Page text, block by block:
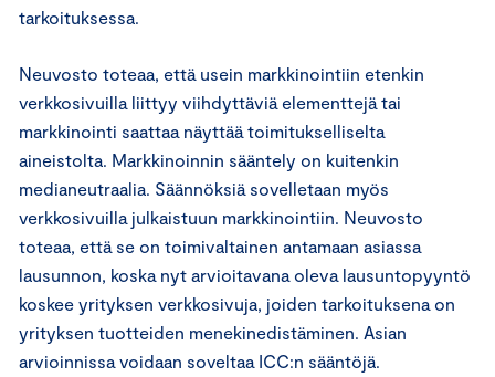
tarkoituksessa.
Neuvosto toteaa, että usein markkinointiin etenkin
verkkosivuilla liittyy viihdyttäviä elementtejä tai
markkinointi saattaa näyttää toimitukselliselta
aineistolta. Markkinoinnin sääntely on kuitenkin
medianeutraalia. Säännöksiä sovelletaan myös
verkkosivuilla julkaistuun markkinointiin. Neuvosto
toteaa, että se on toimivaltainen antamaan asiassa
lausunnon, koska nyt arvioitavana oleva lausuntopyyntö
koskee yrityksen verkkosivuja, joiden tarkoituksena on
yrityksen tuotteiden menekinedistäminen. Asian
arvioinnissa voidaan soveltaa ICC:n sääntöjä.